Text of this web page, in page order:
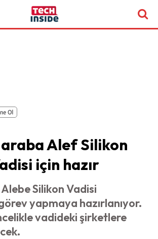
Alef Silikon
için hazır
Silikon Vadisi
yapmaya hazırlanıyor.
vadideki şirketlere